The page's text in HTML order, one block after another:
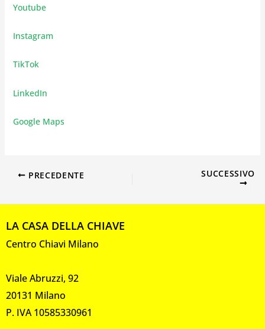
Youtube
Instagram
TikTok
LinkedIn
Google Maps
PRECEDENTE SUCCESSIVO
LA CASA DELLA CHIAVE
Centro Chiavi Milano
Viale Abruzzi, 92
20131 Milano
P. IVA 10585330961